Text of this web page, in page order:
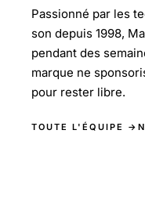
Passionné par les
son depuis 1998,
pendant des
marque ne
pour rester libre.
TOUTE L'ÉQUIPE →